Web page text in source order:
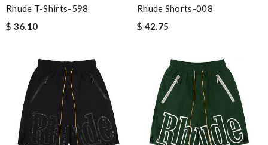
Rhude T-Shirts-598
$ 36.10
Rhude Shorts-008
$ 42.75